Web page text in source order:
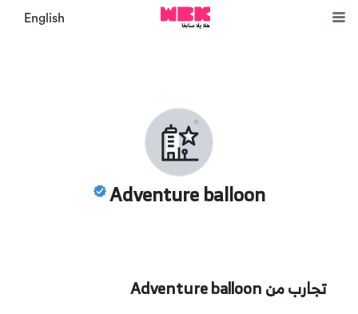
English
Adventure balloon
تجارب منAdventure balloon